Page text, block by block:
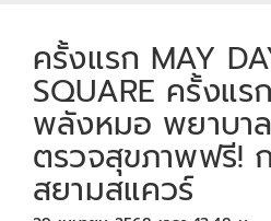
ครั้งแรก MAY
SQUARE ครั้งแร
พลังหมอ พยาบา
ตรวจสุขภาพฟรี!
สยามสแควร์